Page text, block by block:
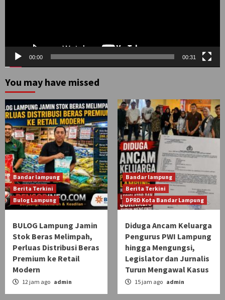
00:00 00:31
You may have missed
Bandar lampung
Berita Terkini
Bulog Lampung
BULOG Lampung Jamin
Stok Beras Melimpah,
Perluas Distribusi Beras
Premium ke Retail
Modern
12 jam ago admin
Bandar lampung
Berita Terkini
DPRD Kota Bandar Lampung
Diduga Ancam Keluarga
Pengurus PWI Lampung
hingga Mengungsi,
Legislator dan Jurnalis
Turun Mengawal Kasus
15 jam ago admin